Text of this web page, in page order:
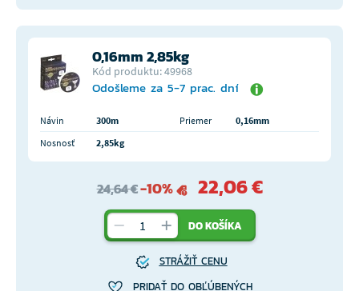
0,16mm 2,85kg
Kód produktu: 49968
Odošleme za 5-7 prac. dní
Návin 300m Priemer
0,16mm
Nosnosť
2,85kg
24,64 €-10% 22,06 €
DO KOŠÍKA
STRÁŽIŤ CENU
PRIDAŤ DO OBĽÚBENÝCH